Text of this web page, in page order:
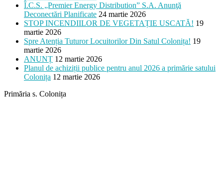
Î.C.S. „Premier Energy Distribution” S.A. Anunţă
Deconectări Planificate 24 martie 2026
STOP INCENDIILOR DE VEGETAȚIE USCATĂ! 19
martie 2026
Spre Atenția Tuturor Locuitorilor Din Satul Colonița! 19
martie 2026
ANUNȚ 12 martie 2026
Planul de achiziții publice pentru anul 2026 a primărie satului
Colonița 12 martie 2026
Primăria s. Colonița